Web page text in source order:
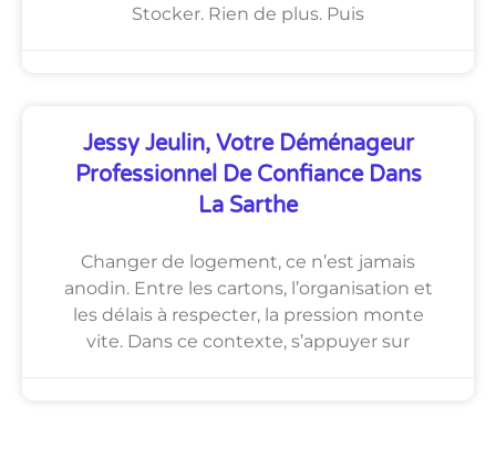
Stocker. Rien de plus. Puis
Jessy Jeulin, Votre Déménageur
Professionnel De Confiance Dans
La Sarthe
Changer de logement, ce n’est jamais
anodin. Entre les cartons, l’organisation et
les délais à respecter, la pression monte
vite. Dans ce contexte, s’appuyer sur